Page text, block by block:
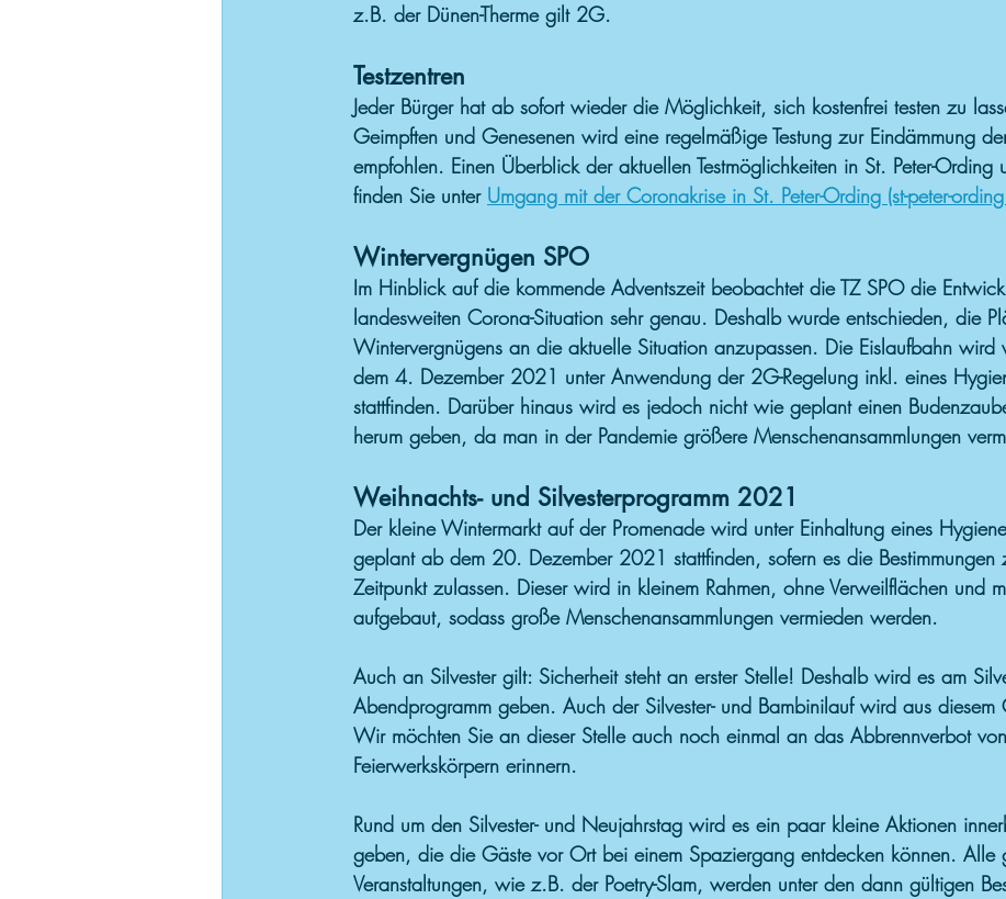
z.B. der Dünen-Therme gilt 2G.
Testzentren
Jeder Bürger hat ab sofort wieder die Möglichkeit, sich kostenfrei testen zu
Geimpften und Genesenen wird eine regelmäßige Testung zur Eindämmung
empfohlen. Einen Überblick der aktuellen Testmöglichkeiten in St. Peter-Ording
finden Sie unter Umgang mit der Coronakrise in St. Peter-Ording (st-peter-
Wintervergnügen SPO
Im Hinblick auf die kommende Adventszeit beobachtet die TZ SPO die
landesweiten Corona-Situation sehr genau. Deshalb wurde entschieden, die
Wintervergnügens an die aktuelle Situation anzupassen. Die Eislaufbahn
dem 4. Dezember 2021 unter Anwendung der 2G-Regelung inkl. eines
stattfinden. Darüber hinaus wird es jedoch nicht wie geplant einen
herum geben, da man in der Pandemie größere Menschenansammlungen
Weihnachts- und Silvesterprogramm 2021
Der kleine Wintermarkt auf der Promenade wird unter Einhaltung eines
geplant ab dem 20. Dezember 2021 stattfinden, sofern es die Bestimmungen
Zeitpunkt zulassen. Dieser wird in kleinem Rahmen, ohne Verweilflächen und
aufgebaut, sodass große Menschenansammlungen vermieden werden.
Auch an Silvester gilt: Sicherheit steht an erster Stelle! Deshalb wird es am
Abendprogramm geben. Auch der Silvester- und Bambinilauf wird aus
Wir möchten Sie an dieser Stelle auch noch einmal an das Abbrennverbot von
Feierwerkskörpern erinnern.
Rund um den Silvester- und Neujahrstag wird es ein paar kleine Aktionen
geben, die die Gäste vor Ort bei einem Spaziergang entdecken können. Alle
Veranstaltungen, wie z.B. der Poetry-Slam, werden unter den dann gültigen